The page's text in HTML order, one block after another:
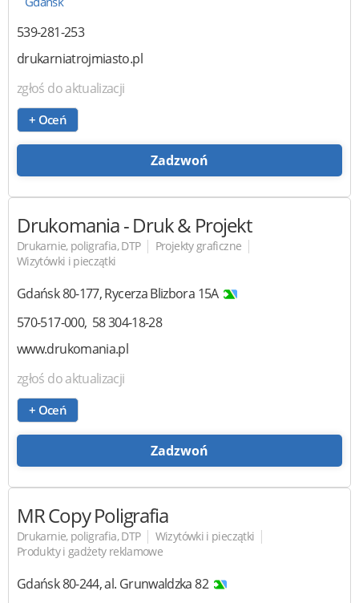
539-281-253
drukarniatrojmiasto.pl
zgłoś do aktualizacji
+ Oceń
Zadzwoń
Drukomania- Druk & Projekt
Drukarnie, poligrafia, DTP | Projekty graficzne |
Wizytówki i pieczątki
Gdańsk80-177,Rycerza Blizbora 15A
570-517-000 58 304-18-28
www.drukomania.pl
zgłoś do aktualizacji
+ Oceń
Zadzwoń
MR Copy Poligrafia
Drukarnie, poligrafia, DTP | Wizytówki i pieczątki |
Produkty i gadżety reklamowe
Gdańsk80-244,al. Grunwaldzka 82